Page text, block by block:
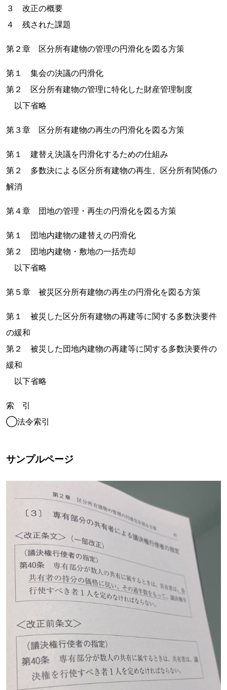
３ 改正の概要
４ 残された課題
第２章 区分所有建物の管理の円滑化を図る方策
第１ 集会の決議の円滑化
第２ 区分所有建物の管理に特化した財産管理制度
以下省略
第３章 区分所有建物の再生の円滑化を図る方策
第１ 建替え決議を円滑化するための仕組み
第２ 多数決による区分所有建物の再生、区分所有関係の
解消
第４章 団地の管理・再生の円滑化を図る方策
第１ 団地内建物の建替えの円滑化
第２ 団地内建物・敷地の一括売却
以下省略
第５章 被災区分所有建物の再生の円滑化を図る方策
第１ 被災した区分所有建物の再建等に関する多数決要件
の緩和
第２ 被災した団地内建物の再建等に関する多数決要件の
緩和
以下省略
索 引
◯法令索引
サンプルページ